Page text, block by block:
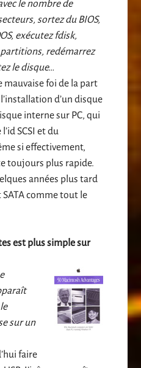
le nombre de
sortez du BIOS,
exécutez fdisk,
redémarrez
le disque…
mauvaise foi de la part
d’un disque
interne sur PC, qui
SCSI et du
si effectivement,
toujours plus rapide.
années plus tard
SATA comme tout le
est plus simple sur
sur un
faire